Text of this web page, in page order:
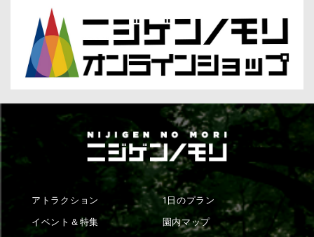
アトラクション
イベント＆特集
1日のプラン
園内マップ